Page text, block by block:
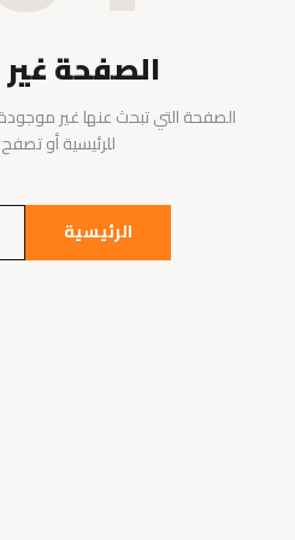
الصفحة
الصفحة التي تبحث عنها غير
للرئيسية أو
الرئيسية